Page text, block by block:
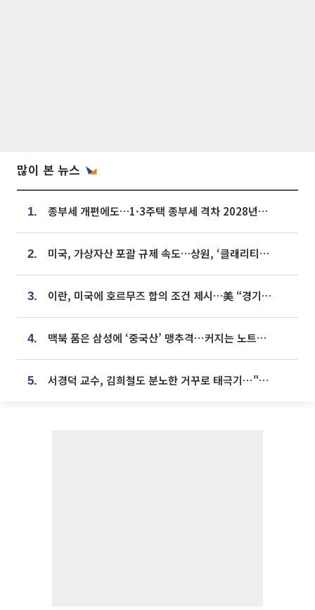
많이 본 뉴스
1. 종부세 개편에도…1·3주택 종부세 격차 2028년부터 확대
2. 미국, 가상자산 포괄 규제 속도…상원, ‘클래리티법’ 9월 절차투표 추진
3. 이란, 미국에 호르무즈 합의 조건 제시…美 “경기 아직 안 끝나” [종합]
4. 맥북 품은 삼성에 ‘중국산’ 맹추격⋯커지는 노트북 OLED 시장
5. 서경덕 교수, 김희철도 분노한 거꾸로 태극기⋯"엉터리는 아냐, 아쉬울 뿐"